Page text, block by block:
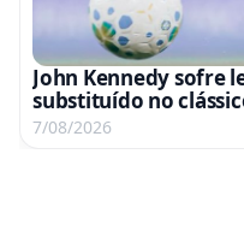
John Kennedy sofre
substituído no
7/08/2026